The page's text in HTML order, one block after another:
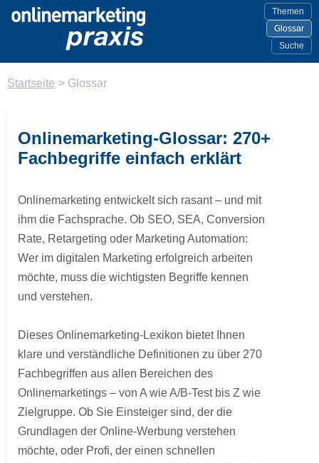
Themen
Glossar
Suche
Startseite > Glossar
Onlinemarketing-Glossar: 270+
Fachbegriffe einfach erklärt
Onlinemarketing entwickelt sich rasant – und mit
ihm die Fachsprache. Ob SEO, SEA, Conversion
Rate, Retargeting oder Marketing Automation:
Wer im digitalen Marketing erfolgreich arbeiten
möchte, muss die wichtigsten Begriffe kennen
und verstehen.
Dieses Onlinemarketing-Lexikon bietet Ihnen
klare und verständliche Definitionen zu über 270
Fachbegriffen aus allen Bereichen des
Onlinemarketings – von A wie A/B-Test bis Z wie
Zielgruppe. Ob Sie Einsteiger sind, der die
Grundlagen der Online-Werbung verstehen
möchte, oder Profi, der einen schnellen